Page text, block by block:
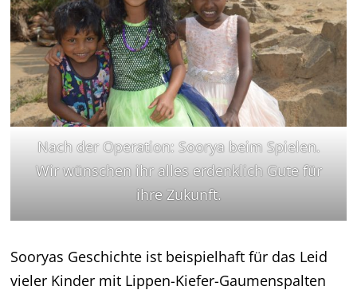
Nach der Operation: Soorya beim Spielen.
Wir wünschen ihr alles erdenklich Gute für
ihre Zukunft.
Sooryas Geschichte ist beispielhaft für das Leid
vieler Kinder mit Lippen-Kiefer-Gaumenspalten